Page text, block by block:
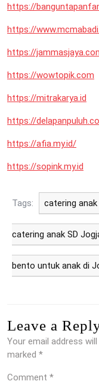
https://
https://
https://
https://wowtopik.com
https://mitrakarya.id
https://
https://afia.my.id/
https://sopink.my.id
Tags: catering
catering anak SD
bento untuk anak di
Leave a
Your email address
marked *
Comment *